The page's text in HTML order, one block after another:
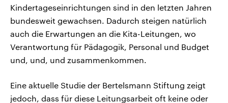
Kindertageseinrichtungen sind in den letzten Jahren
bundesweit gewachsen. Dadurch steigen natürlich
auch die Erwartungen an die Kita-Leitungen, wo
Verantwortung für Pädagogik, Personal und Budget
und, und, und zusammenkommen.
Eine aktuelle Studie der Bertelsmann Stiftung zeigt
jedoch, dass für diese Leitungsarbeit oft keine oder